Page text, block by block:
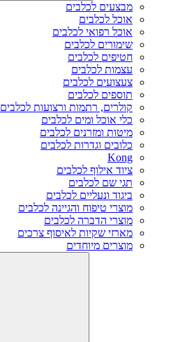
מבצעים לכלבים
אוכל לכלבים
אוכל רפואי לכלבים
שימורים לכלבים
חטיפים לכלבים
עצמות לכלבים
צעצועים לכלבים
תוספים לכלבים
קולרים, רתמות ורצועות לכלבים
כלי אוכל ומים לכלבים
מיטות ומזרנים לכלבים
כלובים וגדרות לכלבים
Kong
ציוד אילוף לכלבים
תגי שם לכלבים
ביגוד ונעליים לכלבים
מוצרי טיפוח והגיינה לכלבים
מוצרי הדברה לכלבים
מארזי שקיות לאיסוף צרכים
מוצרים מיוחדים